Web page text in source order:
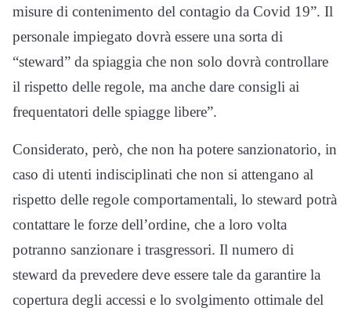
misure di contenimento del contagio da Covid 19”. Il
personale impiegato dovrà essere una sorta di
“steward” da spiaggia che non solo dovrà controllare
il rispetto delle regole, ma anche dare consigli ai
frequentatori delle spiagge libere”.
Considerato, però, che non ha potere sanzionatorio, in
caso di utenti indisciplinati che non si attengano al
rispetto delle regole comportamentali, lo steward potrà
contattare le forze dell’ordine, che a loro volta
potranno sanzionare i trasgressori. Il numero di
steward da prevedere deve essere tale da garantire la
copertura degli accessi e lo svolgimento ottimale del